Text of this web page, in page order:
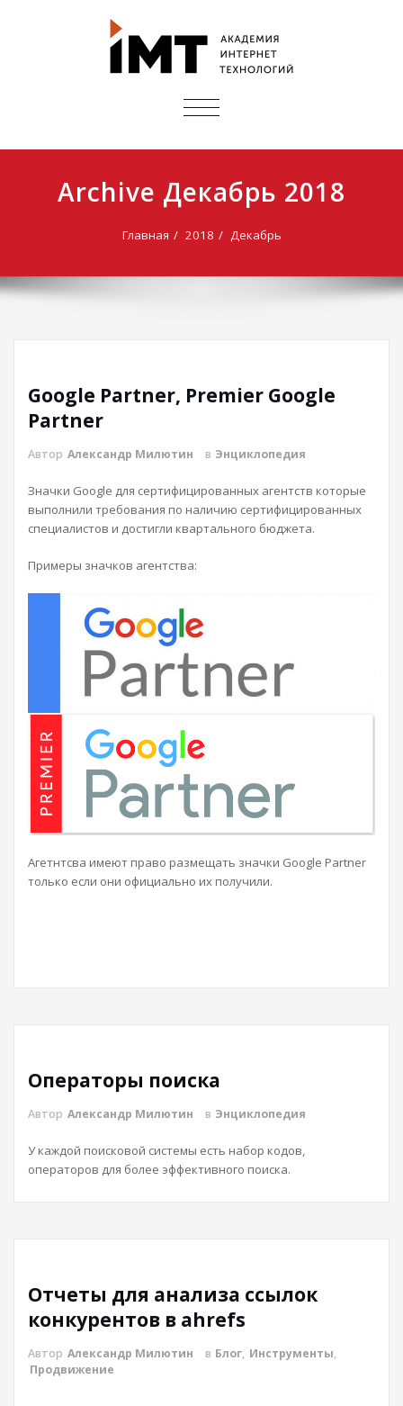
ПОКАЗАТЬ/
Archive Декабрь 2018
Главная 2018 Декабрь
Google Partner, Premier Google
Partner
Автор Александр Милютин в Энциклопедия
Значки Google для сертифицированных агентств которые
выполнили требования по наличию сертифицированных
специалистов и достигли квартального бюджета.
Примеры значков агентства:
Агетнтсва имеют право размещать значки Google Partner
только если они официально их получили.
Операторы поиска
Автор Александр Милютин в Энциклопедия
У каждой поисковой системы есть набор кодов,
операторов для более эффективного поиска.
Отчеты для анализа ссылок
конкурентов в ahrefs
Автор Александр Милютин в Блог, Инструменты,
Продвижение